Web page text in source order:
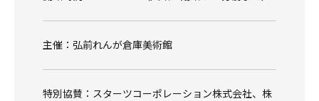
主催：弘前れんが倉庫美術館
特別協賛：スターツコーポレーション株式会社、株